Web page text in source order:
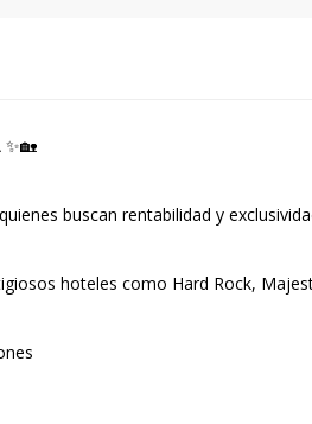
✨🏡
buscan rentabilidad y
hoteles como Hard Rock,